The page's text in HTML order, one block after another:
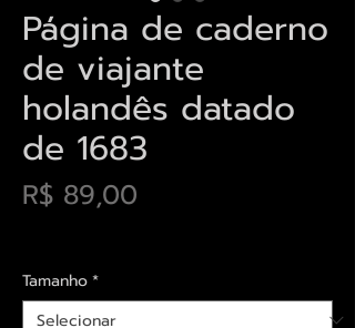
Página de caderno
de viajante
holandês datado
de 1683
R$ 89,00
Tamanho*